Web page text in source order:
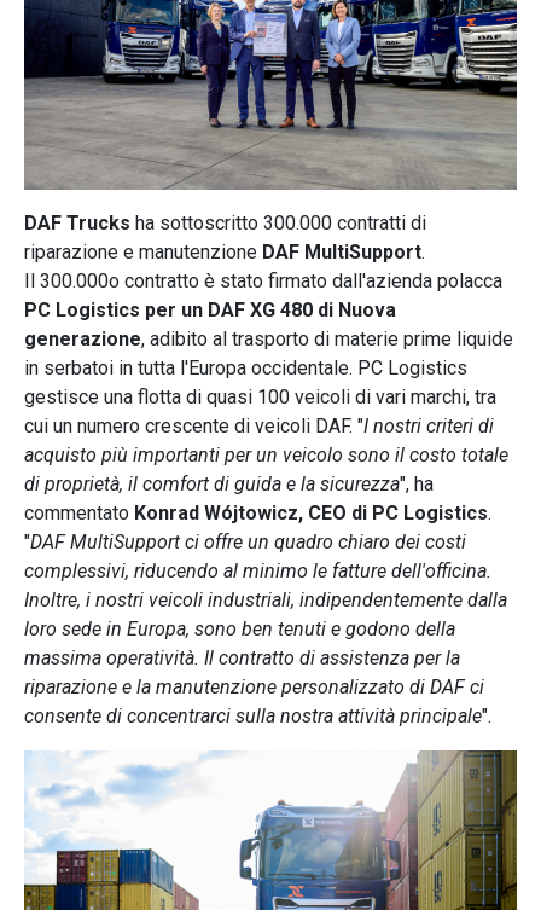
DAF Trucks ha sottoscritto 300.000 contratti di
riparazione e manutenzione DAF MultiSupport.
Il 300.000o contratto è stato firmato dall'azienda polacca
PC Logistics per un DAF XG 480 di Nuova
generazione, adibito al trasporto di materie prime liquide
in serbatoi in tutta l'Europa occidentale. PC Logistics
gestisce una flotta di quasi 100 veicoli di vari marchi, tra
cui un numero crescente di veicoli DAF. "I nostri criteri di
acquisto più importanti per un veicolo sono il costo totale
di proprietà, il comfort di guida e la sicurezza", ha
commentato Konrad Wójtowicz, CEO di PC Logistics.
"DAF MultiSupport ci offre un quadro chiaro dei costi
complessivi, riducendo al minimo le fatture dell'officina.
Inoltre, i nostri veicoli industriali, indipendentemente dalla
loro sede in Europa, sono ben tenuti e godono della
massima operatività. Il contratto di assistenza per la
riparazione e la manutenzione personalizzato di DAF ci
consente di concentrarci sulla nostra attività principale".